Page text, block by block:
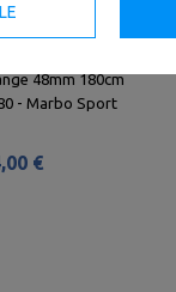
48mm 180cm
- Marbo Sport
€